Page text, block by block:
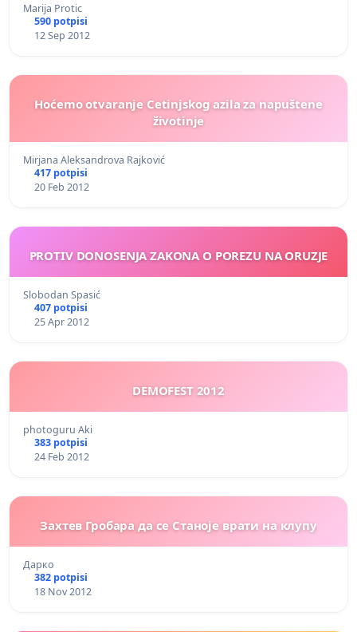
Marija Protic
590 potpisi
12 Sep 2012
Hoćemo otvaranje Cetinjskog azila za napuštene
životinje
Mirjana Aleksandrova Rajković
417 potpisi
20 Feb 2012
PROTIV DONOSENJA ZAKONA O POREZU NA ORUZJE
Slobodan Spasić
407 potpisi
25 Apr 2012
DEMOFEST 2012
photoguru Aki
383 potpisi
24 Feb 2012
Захтев Гробара да се Станоје врати на клупу
Дарко
382 potpisi
18 Nov 2012